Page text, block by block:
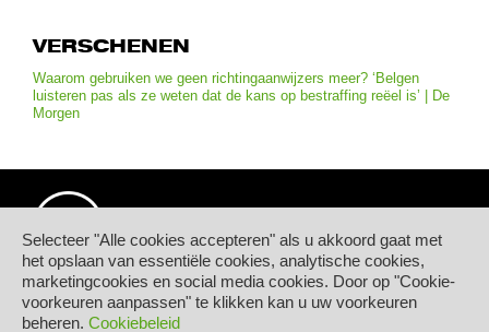
Selecteer "Alle cookies accepteren" als u akkoord gaat met
het opslaan van essentiële cookies, analytische cookies,
marketingcookies en social media cookies. Door op "Cookie-
voorkeuren aanpassen" te klikken kan u uw voorkeuren
beheren. Cookiebeleid
VERSCHENEN
Waarom gebruiken we geen richtingaanwijzers meer? ‘Belgen
luisteren pas als ze weten dat de kans op bestraffing reëel is’ | De
Morgen
© Hogeschool PXL
Elfde-Liniestraat 24
B-3500 HASSELT